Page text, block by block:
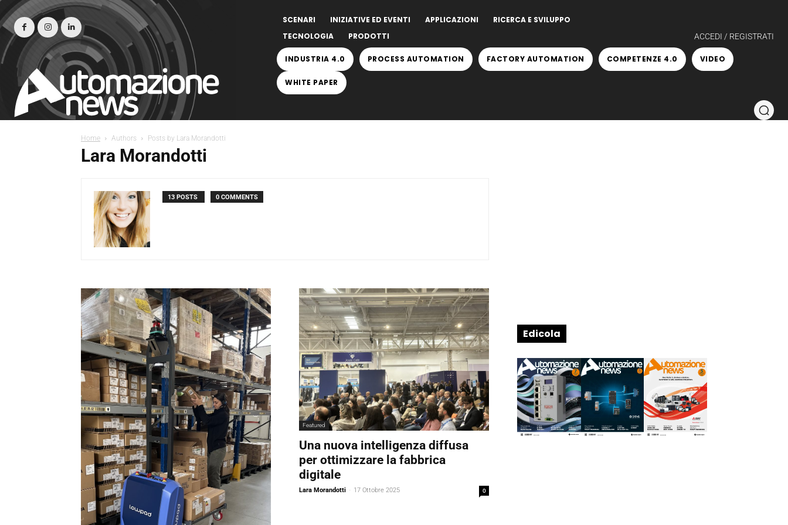
SCENARI INIZIATIVE ED EVENTI APPLICAZIONI
RICERCA E SVILUPPO
TECNOLOGIA
PRODOTTI ACCEDI / REGISTRATI
INDUSTRIA 4.0 PROCESS AUTOMATION FACTORY AUTOMATION COMPETENZE 4.0 VIDEO
WHITE PAPER
Home Authors Posts by Lara Morandotti
Lara Morandotti
13 POSTS 0 COMMENTS
Featured
Una nuova intelligenza diffusa
per ottimizzare la fabbrica
digitale
Lara Morandotti - 17 Ottobre 2025 0
Edicola